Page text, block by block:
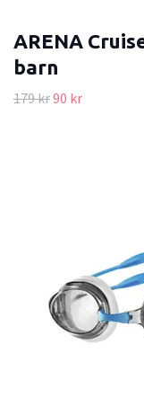
ARENA
barn
179 kr90 kr